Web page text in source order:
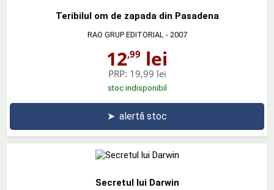
Teribilul om de zapada din Pasadena
RAO GRUP EDITORIAL - 2007
12,99 lei
PRP: 19,99 lei
stoc indisponibil
➤ alertă stoc
Secretul lui Darwin